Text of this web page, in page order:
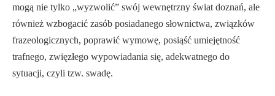
mogą nie tylko „wyzwolić” swój wewnętrzny świat doznań, ale
również wzbogacić zasób posiadanego słownictwa, związków
frazeologicznych, poprawić wymowę, posiąść umiejętność
trafnego, zwięzłego wypowiadania się, adekwatnego do
sytuacji, czyli tzw. swadę.